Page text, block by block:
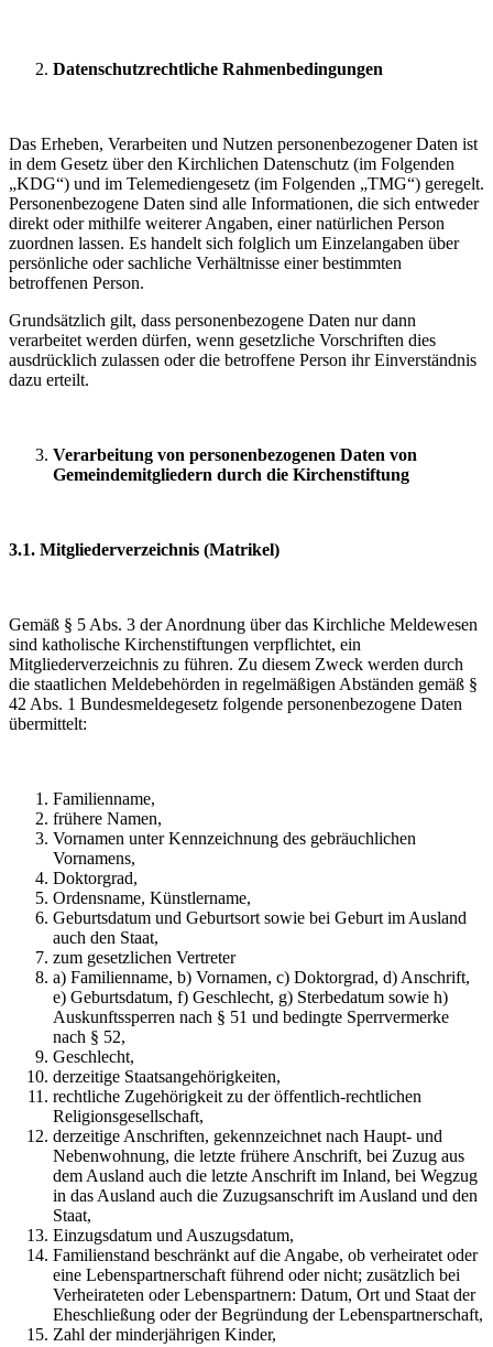
Datenschutzrechtliche Rahmenbedingungen
Das Erheben, Verarbeiten und Nutzen personenbezogener Daten ist
in dem Gesetz über den Kirchlichen Datenschutz (im Folgenden
„KDG“) und im Telemediengesetz (im Folgenden „TMG“) geregelt.
Personenbezogene Daten sind alle Informationen, die sich entweder
direkt oder mithilfe weiterer Angaben, einer natürlichen Person
zuordnen lassen. Es handelt sich folglich um Einzelangaben über
persönliche oder sachliche Verhältnisse einer bestimmten
betroffenen Person.
Grundsätzlich gilt, dass personenbezogene Daten nur dann
verarbeitet werden dürfen, wenn gesetzliche Vorschriften dies
ausdrücklich zulassen oder die betroffene Person ihr Einverständnis
dazu erteilt.
Verarbeitung von personenbezogenen Daten von
Gemeindemitgliedern durch die Kirchenstiftung
3.1. Mitgliederverzeichnis (Matrikel)
Gemäß § 5 Abs. 3 der Anordnung über das Kirchliche Meldewesen
sind katholische Kirchenstiftungen verpflichtet, ein
Mitgliederverzeichnis zu führen. Zu diesem Zweck werden durch
die staatlichen Meldebehörden in regelmäßigen Abständen gemäß §
42 Abs. 1 Bundesmeldegesetz folgende personenbezogene Daten
übermittelt:
Familienname,
frühere Namen,
Vornamen unter Kennzeichnung des gebräuchlichen
Vornamens,
Doktorgrad,
Ordensname, Künstlername,
Geburtsdatum und Geburtsort sowie bei Geburt im Ausland
auch den Staat,
zum gesetzlichen Vertreter
a) Familienname, b) Vornamen, c) Doktorgrad, d) Anschrift,
e) Geburtsdatum, f) Geschlecht, g) Sterbedatum sowie h)
Auskunftssperren nach § 51 und bedingte Sperrvermerke
nach § 52,
Geschlecht,
derzeitige Staatsangehörigkeiten,
rechtliche Zugehörigkeit zu der öffentlich-rechtlichen
Religionsgesellschaft,
derzeitige Anschriften, gekennzeichnet nach Haupt- und
Nebenwohnung, die letzte frühere Anschrift, bei Zuzug aus
dem Ausland auch die letzte Anschrift im Inland, bei Wegzug
in das Ausland auch die Zuzugsanschrift im Ausland und den
Staat,
Einzugsdatum und Auszugsdatum,
Familienstand beschränkt auf die Angabe, ob verheiratet oder
eine Lebenspartnerschaft führend oder nicht; zusätzlich bei
Verheirateten oder Lebenspartnern: Datum, Ort und Staat der
Eheschließung oder der Begründung der Lebenspartnerschaft,
Zahl der minderjährigen Kinder,